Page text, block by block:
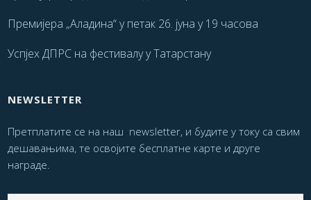
Премијера „Аладина“ у петак 26. јуна у 19 часова
Успјех ДПРС на фестивалу у Татарстану
NEWSLETTER
Претплатите се на наш newsletter, и будите у току са свим
дешавањима, те освојите бесплатне карте и друге
награде.